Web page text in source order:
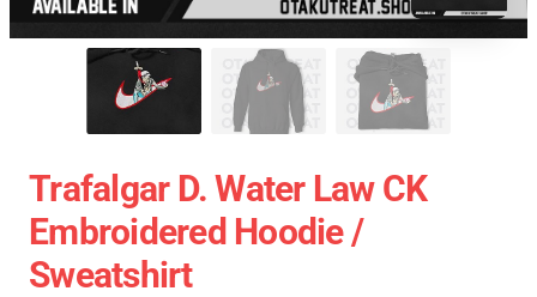
Trafalgar D. Water Law CK
Embroidered Hoodie /
Sweatshirt